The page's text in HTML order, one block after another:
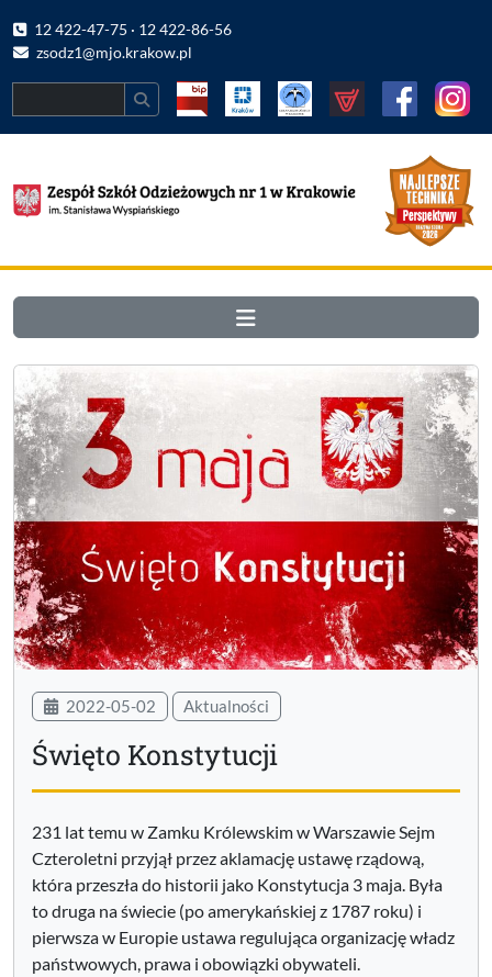
12 422-47-75 · 12 422-86-56
zsodz1@mjo.krakow.pl
2022-05-02 Aktualności
Święto Konstytucji
231 lat temu w Zamku Królewskim w Warszawie Sejm
Czteroletni przyjął przez aklamację ustawę rządową,
która przeszła do historii jako Konstytucja 3 maja. Była
to druga na świecie (po amerykańskiej z 1787 roku) i
pierwsza w Europie ustawa regulująca organizację władz
państwowych, prawa i obowiązki obywateli.